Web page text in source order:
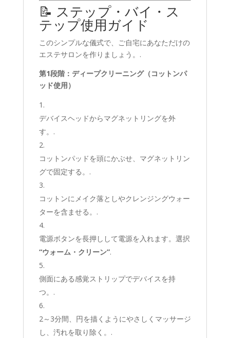
📝 ステップ・バイ・ス
テップ使用ガイド
このシンプルな儀式で、ご自宅にあなただけの
エステサロンを作りましょう。.
第1段階：ディープクリーニング（コットンパ
ッド使用）
デバイスヘッドからマグネットリングを外
す。.
コットンパッドを頭にかぶせ、マグネットリン
グで固定する。.
コットンにメイク落としやクレンジングウォー
ターを含ませる。.
電源ボタンを長押しして電源を入れます。選択
“ウォーム・クリーン”.
側面にある感覚ストリップでデバイスを持
つ。.
2～3分間、円を描くようにやさしくマッサージ
し、汚れを取り除く。.